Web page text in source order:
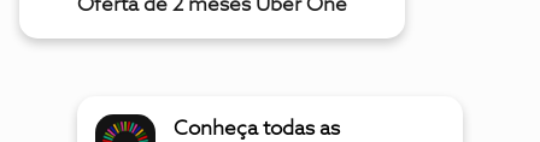
Oferta de 2 meses Uber One
Conheça todas as